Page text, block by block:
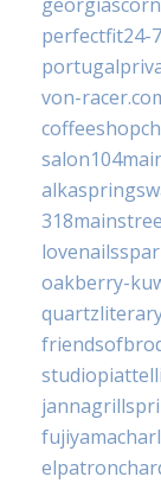
perfectfit24-
von-
oakberry-